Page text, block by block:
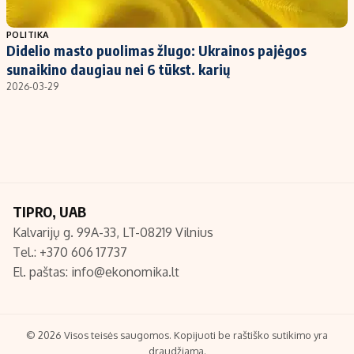
Populiarios temos
Investavimas
Akcijų rinka
Titulinis
Nedarbo išmokos skaičiuoklė
Redakcija
Turinio žymėjimo taisyklės
POLITIKA
Didelio masto puolimas žlugo: Ukrainos pajėgos
sunaikino daugiau nei 6 tūkst. karių
2026-03-29
TIPRO, UAB
Kalvarijų g. 99A-33, LT-08219 Vilnius
Tel.: +370 606 17737
El. paštas: info@ekonomika.lt
© 2026 Visos teisės saugomos. Kopijuoti be raštiško sutikimo yra
draudžiama.